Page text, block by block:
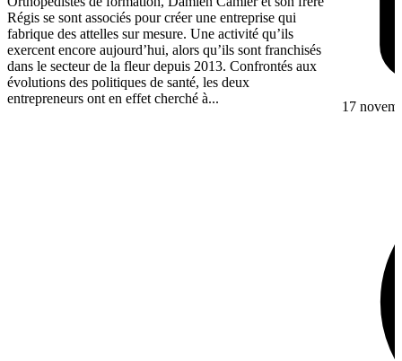
Régis se sont associés pour créer une entreprise qui
fabrique des attelles sur mesure. Une activité qu’ils
exercent encore aujourd’hui, alors qu’ils sont franchisés
dans le secteur de la fleur depuis 2013. Confrontés aux
évolutions des politiques de santé, les deux
entrepreneurs ont en effet cherché à...
17